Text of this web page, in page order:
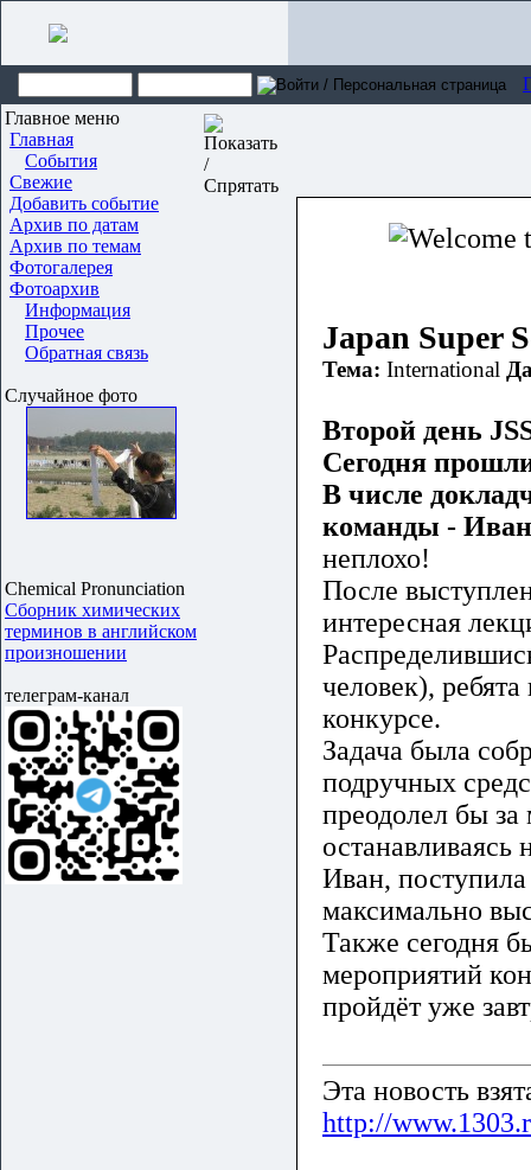
Главное меню
Главная
События
Свежие
Добавить событие
Архив по датам
Архив по темам
Фотогалерея
Фотоархив
Информация
Прочее
Обратная связь
Случайное фото
Chemical Pronunciation
Сборник химических
терминов в английском
произношении
телеграм-канал
Japan Super
Тема: International
Второй день
Сегодня
В числе
команды -
неплохо!
После
интересная
человек),
конкурсе.
Задача была
подручных
преодолел бы
Иван, поступила
максимально
Также сегодня
мероприятий
пройдёт уже
Эта новость
http://